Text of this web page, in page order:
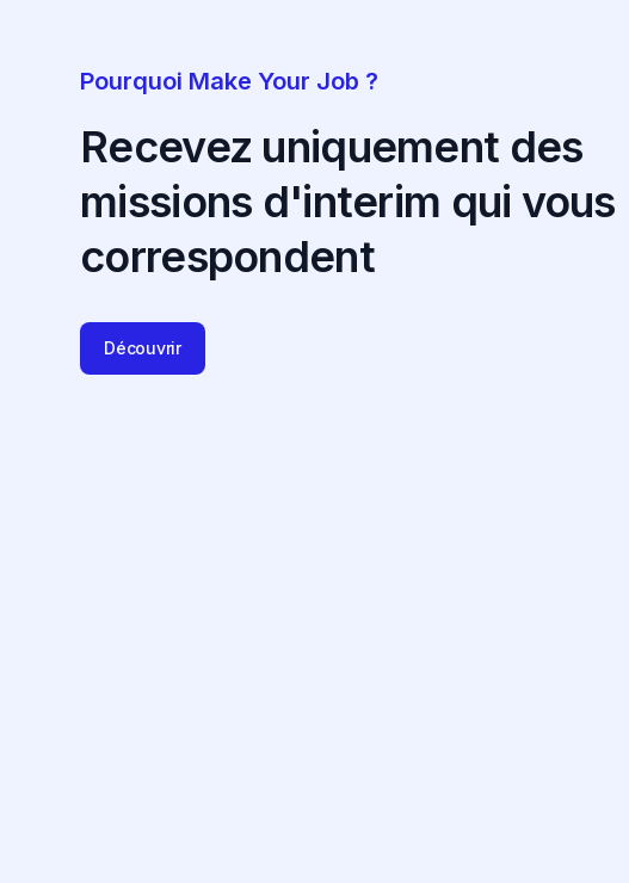
Pourquoi Make Your Job ?
Recevez uniquement des
missions d'interim qui vous
correspondent
Découvrir